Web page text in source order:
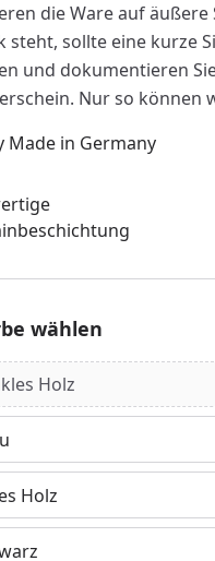
hinzufügen
die Ware auf
steht, sollte eine kurze
und dokumentieren
Nur so können
Made in Germany
wählen
(5)
Holz
Holz